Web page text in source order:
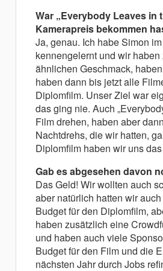
War „Everybody Leaves in
Kamerapreis bekommen
Ja, genau. Ich habe Simon
kennengelernt und wir
ähnlichen Geschmack,
haben dann bis jetzt alle
Diplomfilm. Unser Ziel war
das ging nie. Auch
Film drehen, haben aber
Nachtdrehs, die wir hatten,
Diplomfilm haben wir uns
Gab es abgesehen davon
Das Geld! Wir wollten auch
aber natürlich hatten wir
Budget für den Diplomfilm,
haben zusätzlich eine
und haben auch viele
Budget für den Film und die
nächsten Jahr durch Jobs